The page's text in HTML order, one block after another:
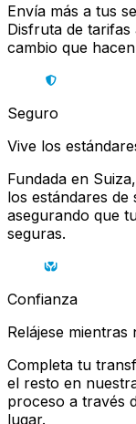
Envía más a tus
Disfruta de tarifas
cambio que
Seguro
Vive los
Fundada en
los estándares
asegurando que
seguras.
Confianza
Relájese
Completa tu
el resto en
proceso a través
lugar.